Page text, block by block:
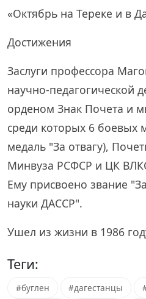
«Октябрь на Тереке и в
Достижения
Заслуги профессора
научно-педагогической
орденом Знак Почета и
среди которых 6 боевых
медаль "За отвагу),
Минвуза РСФСР и ЦК
Ему присвоено звание
науки ДАССР".
Ушел из жизни в 1986
Теги:
#буглен #дагестанцы